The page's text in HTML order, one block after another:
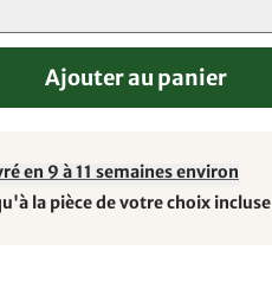
Ajouter au panier
en 9 à 11 semaines environ
la pièce de votre choix incluse